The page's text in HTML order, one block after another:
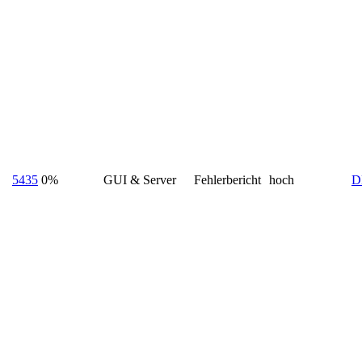
5435 0% GUI & Server Fehlerbericht hoch